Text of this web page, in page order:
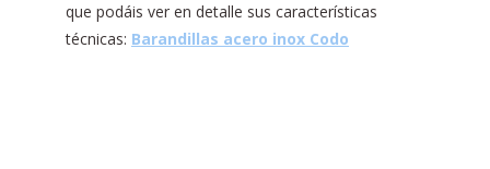
que podáis ver en detalle sus características
técnicas: Barandillas acero inox Codo